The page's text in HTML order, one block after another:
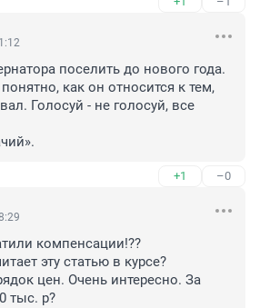
поселить до нового года.
как он относится к тем,
Голосуй - не голосуй, все
+1 –0
компенсации!??
эту статью в курсе?
цен. Очень интересно. За
тыс. р?